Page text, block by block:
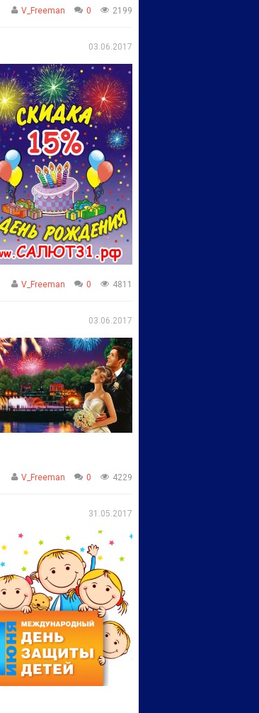
2199
0
V_Freeman
03.06.2017
4811
0
V_Freeman
03.06.2017
4229
0
V_Freeman
31.05.2017